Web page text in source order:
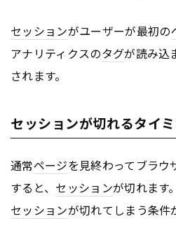
セッションがユーザーが最初の
アナリティクスのタグが読み込
されます。
セッションが切れるタイ
通常ページを見終わってブラ
すると、 セッションが切れます
セッションが切れてしまう条件